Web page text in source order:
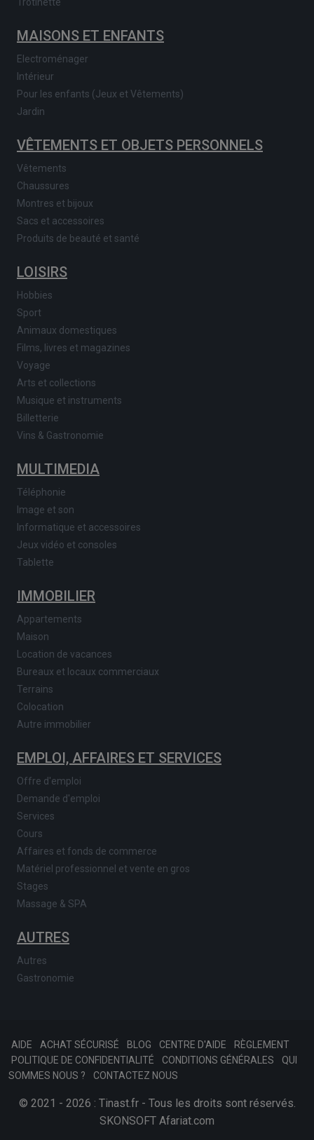
Trotinette
MAISONS ET ENFANTS
Electroménager
Intérieur
Pour les enfants (Jeux et Vêtements)
Jardin
VÊTEMENTS ET OBJETS PERSONNELS
Vêtements
Chaussures
Montres et bijoux
Sacs et accessoires
Produits de beauté et santé
LOISIRS
Hobbies
Sport
Animaux domestiques
Films, livres et magazines
Voyage
Arts et collections
Musique et instruments
Billetterie
Vins & Gastronomie
MULTIMEDIA
Téléphonie
Image et son
Informatique et accessoires
Jeux vidéo et consoles
Tablette
IMMOBILIER
Appartements
Maison
Location de vacances
Bureaux et locaux commerciaux
Terrains
Colocation
Autre immobilier
EMPLOI, AFFAIRES ET SERVICES
Offre d'emploi
Demande d'emploi
Services
Cours
Affaires et fonds de commerce
Matériel professionnel et vente en gros
Stages
Massage & SPA
AUTRES
Autres
Gastronomie
AIDE ACHAT SÉCURISÉ BLOG CENTRE D'AIDE
RÈGLEMENT
POLITIQUE DE CONFIDENTIALITÉ
CONDITIONS GÉNÉRALES
QUI
SOMMES NOUS ?
CONTACTEZ NOUS
© 2021 - 2026 : Tinast.fr - Tous les droits sont réservés.
SKONSOFT Afariat.com